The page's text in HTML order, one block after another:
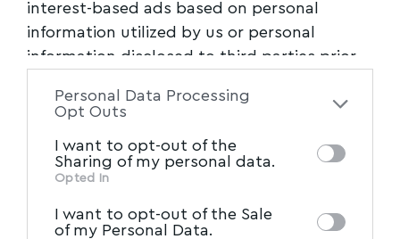
interest-based ads based on personal
information utilized by us or personal
information disclosed to third parties prior
of the further disclosure of your personal
of downstream participants. This
information may also be disclosed by us to
Participantsthat may further disclose it to
Personal Data Processing
Opt Outs
I want to opt-out of the
Sharing of my personal data.
Opted In
I want to opt-out of the Sale
of my Personal Data.